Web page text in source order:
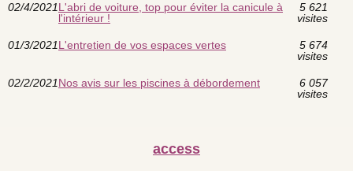
02/4/2021L'abri de voiture, top pour éviter la canicule à
l'intérieur !
5 621
visites
01/3/2021L'entretien de vos espaces vertes
5 674
visites
02/2/2021Nos avis sur les piscines à débordement
6 057
visites
access